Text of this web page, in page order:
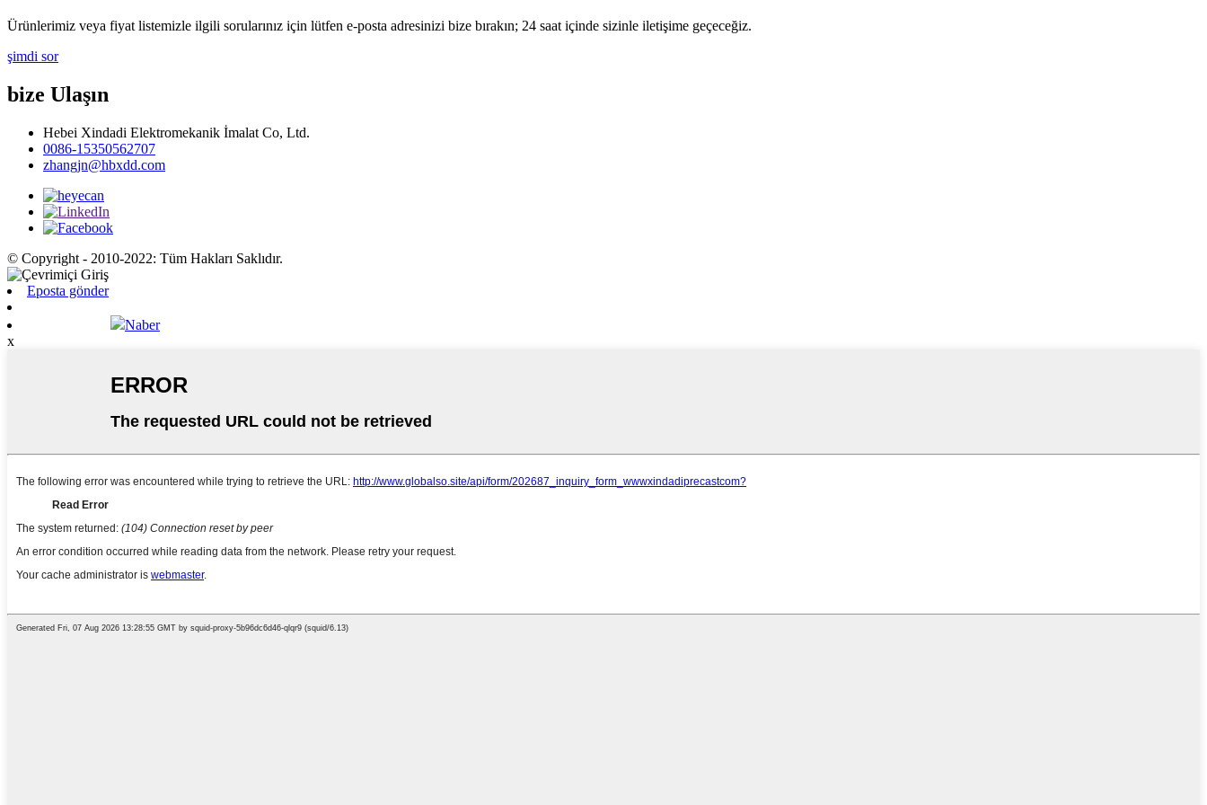
Ürünlerimiz veya fiyat listemizle ilgili sorularınız için lütfen e-posta adresinizi bize bırakın; 24 saat içinde sizinle iletişime geçeceğiz.
şimdi sor
bize Ulaşın
Hebei Xindadi Elektromekanik İmalat Co, Ltd.
0086-15350562707
zhangjn@hbxdd.com
© Copyright - 2010-2022: Tüm Hakları Saklıdır.
Eposta gönder
Naber
x